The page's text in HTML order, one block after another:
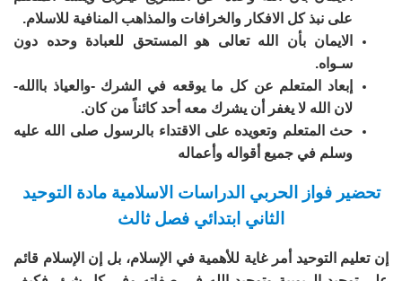
على نبذ كل الافكار والخرافات والمذاهب المنافية للاسلام.
الايمان بأن الله تعالى هو المستحق للعبادة وحده دون
سـواه.
إبعاد المتعلم عن كل ما يوقعه في الشرك -والعياذ باالله-
لان الله لا يغفر أن يشرك معه أحد كائناً من كان.
حث المتعلم وتعويده على الاقتداء بالرسول صلى الله عليه
وسلم في جميع أقواله وأعماله
تحضير فواز الحربي الدراسات الاسلامية مادة التوحيد
الثاني ابتدائي فصل ثالث
إن تعليم التوحيد أمر غاية للأهمية في الإسلام، بل إن الإسلام قائم